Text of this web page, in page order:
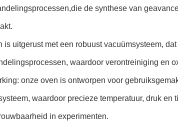
de synthese van
is uitgerust met een robuust vacuümsysteem,
waardoor verontreiniging en
onze oven is ontworpen voor
waardoor precieze temperatuur, druk en
in experimenten.